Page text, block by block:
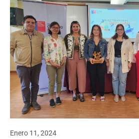
Enero 11, 2024